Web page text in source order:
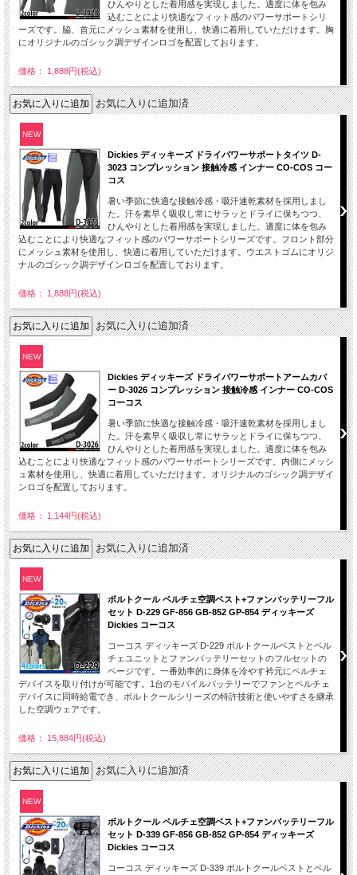
ひんやりとした着用感を実現しました。適度に体を包み
込むことにより快適なフィット感のパワーサポートシリ
ーズです。脇、首元にメッシュ素材を使用し、快適に着用していただけます。胸
にオリジナルのゴシック調デザインロゴを配置しております。
価格： 1,888円(税込)
お気に入りに追加済
NEW
Dickies ディッキーズ ドライパワーサポートタイツ D-
3023 コンプレッション 接触冷感 インナー CO-COS コー
コス
暑い季節に快適な接触冷感・吸汗速乾素材を採用しまし
た。汗を素早く吸収し常にサラッとドライに保ちつつ、
ひんやりとした着用感を実現しました。適度に体を包み
込むことにより快適なフィット感のパワーサポートシリーズです。フロント部分
にメッシュ素材を使用し、快適に着用していただけます。ウエストゴムにオリジ
ナルのゴシック調デザインロゴを配置しております。
価格： 1,888円(税込)
お気に入りに追加済
NEW
Dickies ディッキーズ ドライパワーサポートアームカバ
ー D-3026 コンプレッション 接触冷感 インナー CO-COS
コーコス
暑い季節に快適な接触冷感・吸汗速乾素材を採用しまし
た。汗を素早く吸収し常にサラッとドライに保ちつつ、
ひんやりとした着用感を実現しました。適度に体を包み
込むことにより快適なフィット感のパワーサポートシリーズです。内側にメッシ
ュ素材を使用し、快適に着用していただけます。オリジナルのゴシック調デザイ
ンロゴを配置しております。
価格： 1,144円(税込)
お気に入りに追加済
NEW
ボルトクール ペルチェ空調ベスト+ファンバッテリーフル
セット D-229 GF-856 GB-852 GP-854 ディッキーズ
Dickies コーコス
コーコス ディッキーズ D-229 ボルトクールベストとペル
チェユニットとファンバッテリーセットのフルセットの
ページです。一番効率的に身体を冷やす衿元にペルチェ
デバイスを取り付けが可能です。1台のモバイルバッテリーでファンとペルチェ
デバイスに同時給電でき、ボルトクールシリーズの特許技術と使いやすさを継承
した空調ウェアです。
価格： 15,884円(税込)
お気に入りに追加済
NEW
ボルトクール ペルチェ空調ベスト+ファンバッテリーフル
セット D-339 GF-856 GB-852 GP-854 ディッキーズ
Dickies コーコス
コーコス ディッキーズ D-339 ボルトクールベストとペル